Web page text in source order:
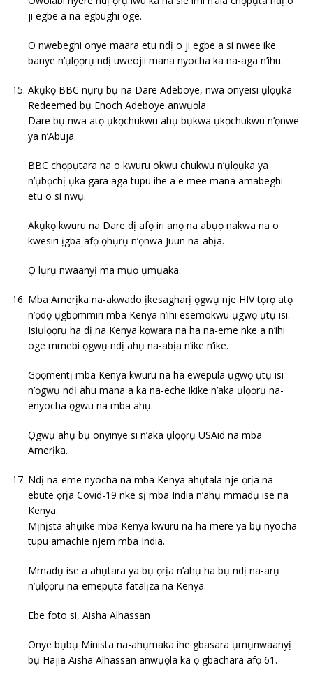
ji egbe a na-egbughi oge.
O nwebeghi onye maara etu ndị o ji egbe a si nwee ike
banye n’ụlọọrụ ndị uweojii mana nyocha ka na-aga n’ihu.
Akụkọ BBC nụrụ bụ na Dare Adeboye, nwa onyeisi ụlọụka
Redeemed bụ Enoch Adeboye anwụọla
Dare bụ nwa atọ ụkọchukwu ahụ bụkwa ụkọchukwu n’ọnwe
ya n’Abuja.
BBC chọpụtara na o kwuru okwu chukwu n’ụlọụka ya
n’ụbọchị ụka gara aga tupu ihe a e mee mana amabeghi
etu o si nwụ.
Akụkọ kwuru na Dare dị afọ iri anọ na abụọ nakwa na o
kwesiri ịgba afọ ọhụrụ n’ọnwa Juun na-abịa.
Ọ lụrụ nwaanyị ma mụọ ụmụaka.
Mba Amerịka na-akwado ịkesagharị ọgwụ nje HIV tọrọ atọ
n’ọdọ ụgbọmmiri mba Kenya n’ihi esemokwu ụgwọ ụtụ isi.
Isiụlọọrụ ha dị na Kenya kọwara na ha na-eme nke a n’ihi
oge mmebi ọgwụ ndị ahụ na-abịa n’ike n’ike.
Gọọmentị mba Kenya kwuru na ha ewepula ụgwọ ụtụ isi
n’ọgwụ ndị ahu mana a ka na-eche ikike n’aka ụlọọrụ na-
enyocha ọgwu na mba ahụ.
Ọgwụ ahụ bụ onyinye si n’aka ụlọọrụ USAid na mba
Amerịka.
Ndị na-eme nyocha na mba Kenya ahụtala nje ọrịa na-
ebute ọrịa Covid-19 nke sị mba India n’ahụ mmadụ ise na
Kenya.
Mịnịsta ahụike mba Kenya kwuru na ha mere ya bụ nyocha
tupu amachie njem mba India.
Mmadụ ise a ahụtara ya bụ ọrịa n’ahụ ha bụ ndị na-arụ
n’ụlọọrụ na-emepụta fatalịza na Kenya.
Ebe foto si, Aisha Alhassan
Onye bụbụ Minista na-ahụmaka ihe gbasara ụmụnwaanyị
bụ Hajia Aisha Alhassan anwụọla ka ọ gbachara afọ 61.